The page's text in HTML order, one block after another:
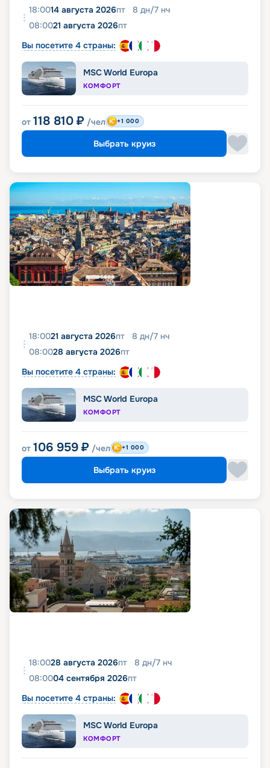
18:0014 августа 2026пт 8 дн/7 нч
08:0021 августа 2026пт
Вы посетите 4 страны:
MSC World Europa
КОМФОРТ
от 118 810 ₽ /чел +1 000
Выбрать круиз
18:0021 августа 2026пт 8 дн/7 нч
08:0028 августа 2026пт
Вы посетите 4 страны:
MSC World Europa
КОМФОРТ
от 106 959 ₽ /чел +1 000
Выбрать круиз
18:0028 августа 2026пт 8 дн/7 нч
08:0004 сентября 2026пт
Вы посетите 4 страны:
MSC World Europa
КОМФОРТ